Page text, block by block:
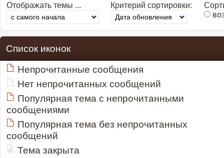
Отображать темы ... Критерий сортировки:
Список иконок
Непрочитанные сообщения
Нет непрочитанных сообщений
Популярная тема с непрочитанными
сообщениями
Популярная тема без непрочитанных
сообщений
Тема закрыта